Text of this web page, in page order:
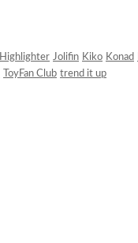
Highlighter Jolifin Kiko Konad
ToyFan Club trend it up